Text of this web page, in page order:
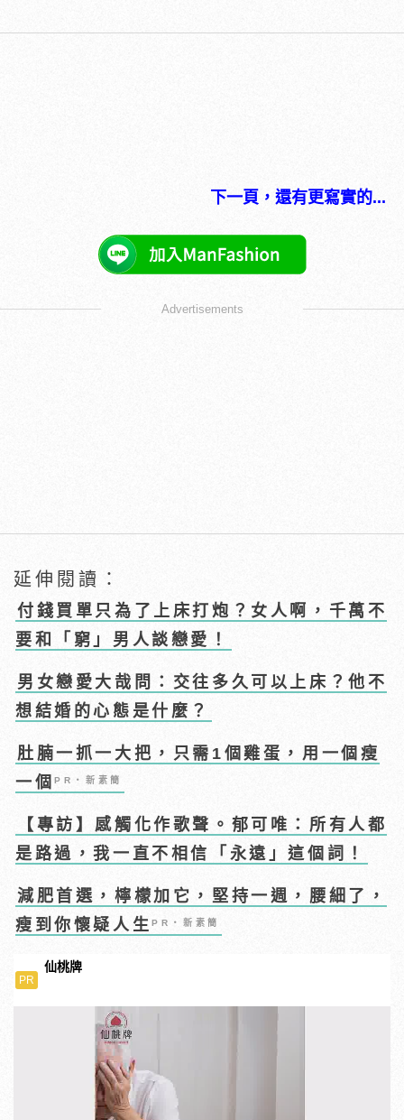
下一頁，還有更寫實的...
Advertisements
延伸閱讀：
付錢買單只為了上床打炮？女人啊，千萬不
要和「窮」男人談戀愛！
男女戀愛大哉問：交往多久可以上床？他不
想結婚的心態是什麼？
肚腩一抓一大把，只需1個雞蛋，用一個瘦
一個PR・新素簡
【專訪】感觸化作歌聲。郁可唯：所有人都
是路過，我一直不相信「永遠」這個詞！
減肥首選，檸檬加它，堅持一週，腰細了，
瘦到你懷疑人生PR・新素簡
PR
仙桃牌